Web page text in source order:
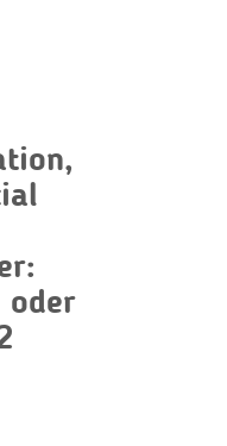
oder